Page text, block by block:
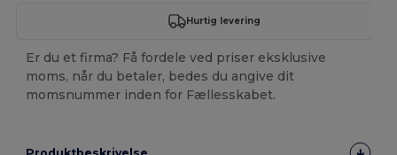
Hurtig levering
Er du et firma? Få fordele ved priser eksklusive
moms, når du betaler, bedes du angive dit
momsnummer inden for Fællesskabet.